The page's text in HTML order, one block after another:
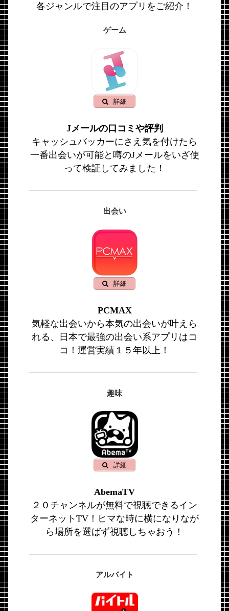
各ジャンルで注目のアプリをご紹介！
ゲーム
詳細
Jメールの口コミや評判
キャッシュバッカーにさえ気を付けたら
一番出会いが可能と噂のJメールをいざ使
って検証してみました！
出会い
詳細
PCMAX
気軽な出会いから本気の出会いが叶えら
れる、日本で最強の出会い系アプリはコ
コ！運営実績１５年以上！
趣味
詳細
AbemaTV
２０チャンネルが無料で視聴できるイン
ターネットTV！ヒマな時に横になりなが
ら場所を選ばず視聴しちゃおう！
アルバイト